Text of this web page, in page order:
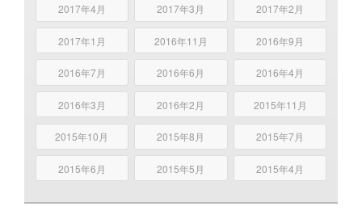
2017年4月 2017年3月 2017年2月
2017年1月 2016年11月 2016年9月
2016年7月 2016年6月 2016年4月
2016年3月 2016年2月 2015年11月
2015年10月 2015年8月 2015年7月
2015年6月 2015年5月 2015年4月